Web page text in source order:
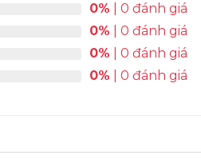
0% | 0 đánh giá
0% | 0 đánh giá
0% | 0 đánh giá
0% | 0 đánh giá